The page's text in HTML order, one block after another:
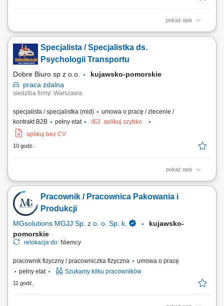
pokaż opis
Nazwa kursu: Pierwsza pomoc przedmedyczna Czas trwania: 8 godzin
Specjalista / Specjalistka ds.
Psychologii Transportu
Dobre Biuro sp z o.o.
kujawsko-pomorskie
praca zdalna
siedziba firmy: Warszawa
specjalista / specjalistka (mid)
umowa o pracę / zlecenie /
kontrakt B2B
pełny etat
aplikuj szybko
aplikuj bez CV
10 godz.
pokaż opis
Opis stanowiska: Prowadzenie konsultacji i wsparcia psychologicznego
zgodnie z zakresem psychologii transportu. Budowanie profesjonalnych
relacji z klientami oraz dbanie o wysoką jakość obsługi. Korzystanie z
nowoczesnych narzędzi cyfrowych wspierających codzienną pracę.
Udział w...
Pracownik / Pracownica Pakowania i
Produkcji
MGsolutions MGJJ Sp. z o. o. Sp. k.
kujawsko-
pomorskie
relokacja do: Niemcy
pracownik fizyczny / pracowniczka fizyczna
umowa o pracę
pełny etat
Szukamy kilku pracowników
11 godz.